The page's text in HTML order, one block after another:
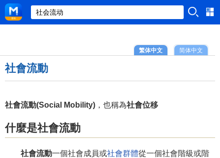
简体中文
繁体中文
社會流動
社會流動(Social Mobility) ，也稱為社會位移
什麼是社會流動
社會流動一個社會成員或社會群體從一個社會階級或階